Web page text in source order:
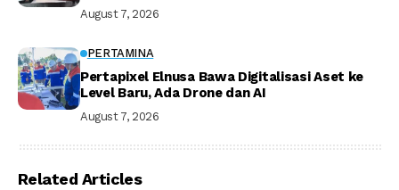
August 7, 2026
PERTAMINA
Pertapixel Elnusa Bawa Digitalisasi Aset ke
Level Baru, Ada Drone dan AI
August 7, 2026
Related Articles